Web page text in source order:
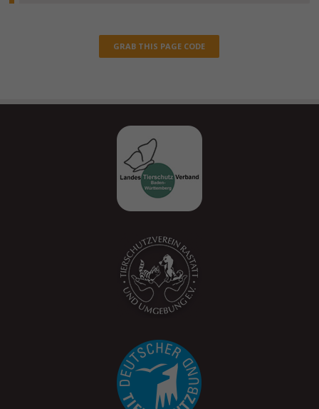
GRAB THIS PAGE CODE